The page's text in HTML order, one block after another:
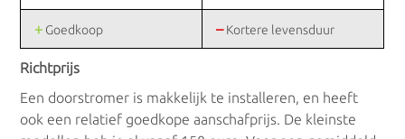
+Goedkoop –Kortere levensduur
Richtprijs
Een doorstromer is makkelijk te installeren, en heeft
ook een relatief goedkope aanschafprijs. De kleinste